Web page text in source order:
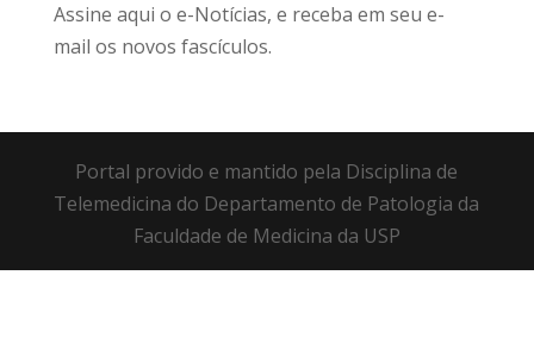
Assine aqui o e-Notícias, e receba em seu e-
mail os novos fascículos.
Portal provido e mantido pela Disciplina de
Telemedicina do Departamento de Patologia da
Faculdade de Medicina da USP